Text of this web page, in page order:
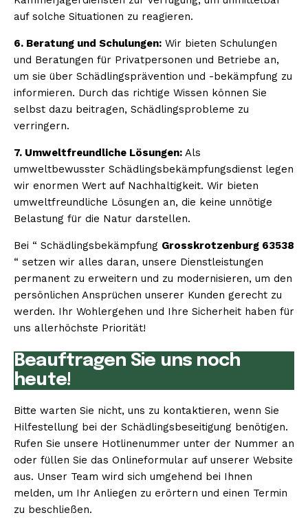
auf solche Situationen zu reagieren.
6. Beratung und Schulungen: Wir bieten Schulungen
und Beratungen für Privatpersonen und Betriebe an,
um sie über Schädlingsprävention und -bekämpfung zu
informieren. Durch das richtige Wissen können Sie
selbst dazu beitragen, Schädlingsprobleme zu
verringern.
7. Umweltfreundliche Lösungen: Als
umweltbewusster Schädlingsbekämpfungsdienst legen
wir enormen Wert auf Nachhaltigkeit. Wir bieten
umweltfreundliche Lösungen an, die keine unnötige
Belastung für die Natur darstellen.
Bei “ Schädlingsbekämpfung Grosskrotzenburg 63538
“ setzen wir alles daran, unsere Dienstleistungen
permanent zu erweitern und zu modernisieren, um den
persönlichen Ansprüchen unserer Kunden gerecht zu
werden. Ihr Wohlergehen und Ihre Sicherheit haben für
uns allerhöchste Priorität!
Beauftragen Sie uns noch
heute!
Bitte warten Sie nicht, uns zu kontaktieren, wenn Sie
Hilfestellung bei der Schädlingsbeseitigung benötigen.
Rufen Sie unsere Hotlinenummer unter der Nummer an
oder füllen Sie das Onlineformular auf unserer Website
aus. Unser Team wird sich umgehend bei Ihnen
melden, um Ihr Anliegen zu erörtern und einen Termin
zu beschließen.